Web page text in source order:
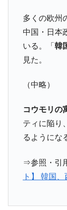
多くの欧州
中国・日本
いる。「 韓
見た。
（中略）
コウモリの
ティに陥り
るようにな
⇒参照・引
ト】 韓国